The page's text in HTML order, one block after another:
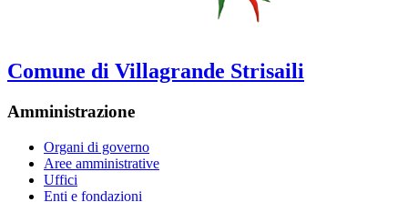
Comune di Villagrande Strisaili
Amministrazione
Organi di governo
Aree amministrative
Uffici
Enti e fondazioni